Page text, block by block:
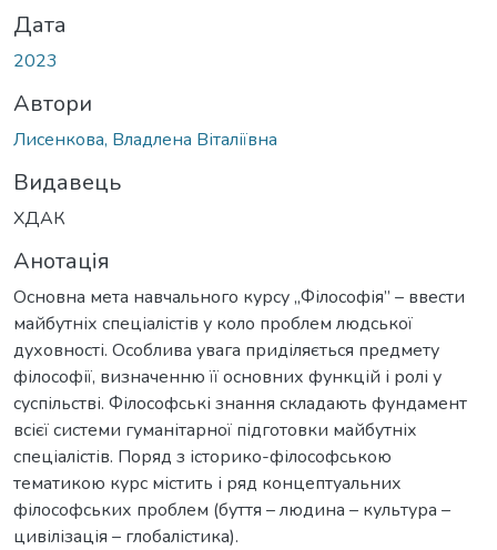
Дата
2023
Автори
Лисенкова, Владлена Віталіївна
Видавець
ХДАК
Анотація
Основна мета навчального курсу „Філософія” – ввести
майбутніх спеціалістів у коло проблем людської
духовності. Особлива увага приділяється предмету
філософії, визначенню її основних функцій і ролі у
суспільстві. Філософські знання складають фундамент
всієї системи гуманітарної підготовки майбутніх
спеціалістів. Поряд з історико-філософською
тематикою курс містить і ряд концептуальних
філософських проблем (буття – людина – культура –
цивілізація – глобалістика).